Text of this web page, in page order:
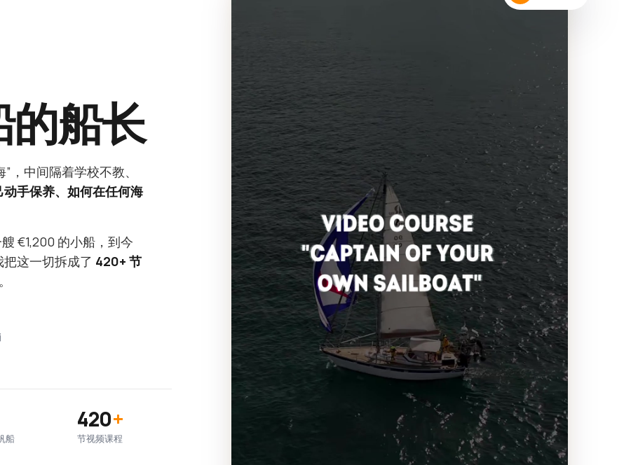
的船长
，中间隔着学校不教、
手保养、如何在任何海
€1,200 的小船，到今
这一切拆成了 420+ 节
船
420+
节视频课程